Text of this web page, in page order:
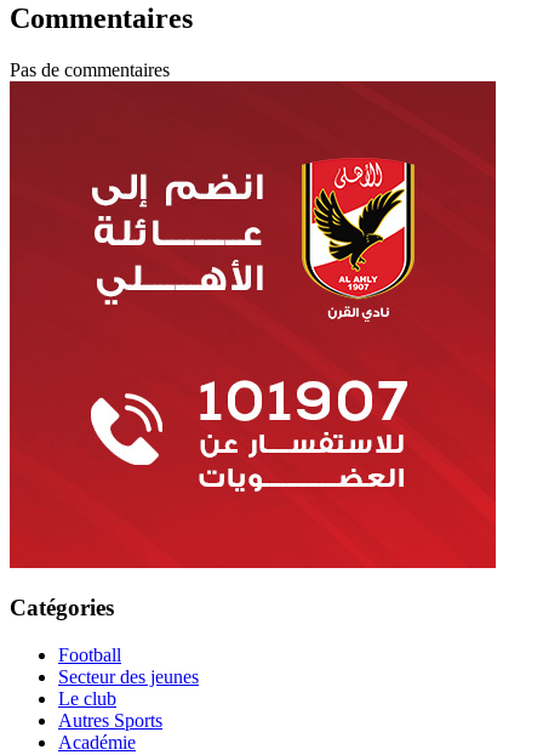
Commentaires
Pas de commentaires
Catégories
Football
Secteur des jeunes
Le club
Autres Sports
Académie